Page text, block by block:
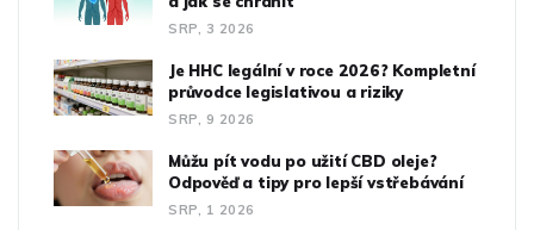
SRP, 3 2026
Je HHC legální v roce 2026? Kompletní
průvodce legislativou a riziky
SRP, 9 2026
Můžu pít vodu po užití CBD oleje?
Odpověď a tipy pro lepší vstřebávání
SRP, 1 2026